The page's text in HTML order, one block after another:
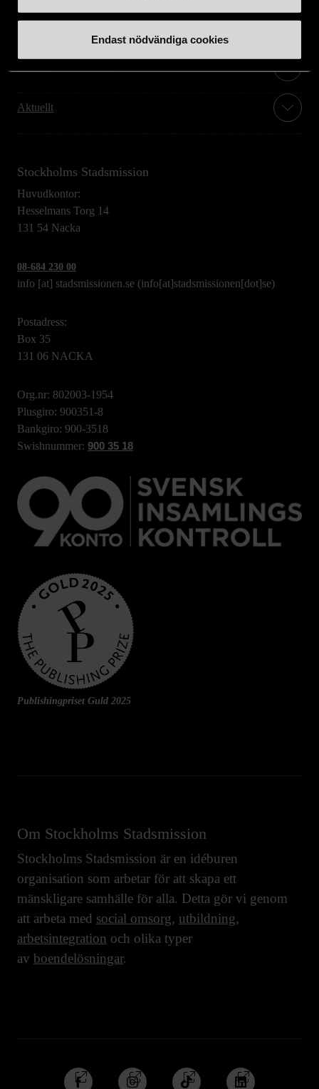
Endast nödvändiga cookies
Aktuellt
Stockholms Stadsmission
Huvudkontor:
Hesselmans Torg 14
131 54 Nacka
08-684 230 00
info [at] stadsmissionen.se (info[at]stadsmissionen[dot]se)
Postadress:
Box 35
131 06 NACKA
Org.nr: 802003-1954
Plusgiro: 900351-8
Bankgiro: 900-3518
Swishnummer: 900 35 18
Publishingpriset Guld 2025
Om Stockholms Stadsmission
Stockholms Stadsmission är en idéburen
organisation som arbetar för att skapa ett
mänskligare samhälle för alla. Detta gör vi genom
att arbeta med social omsorg, utbildning,
arbetsintegration och olika typer
av boendelösningar.
Följ
Följ
Följ
Följ